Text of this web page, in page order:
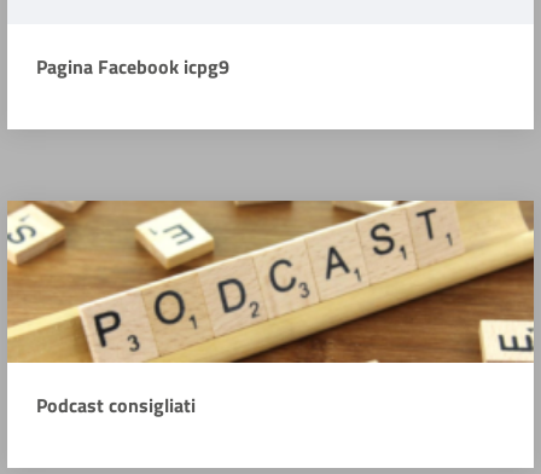
Pagina Facebook icpg9
Podcast consigliati